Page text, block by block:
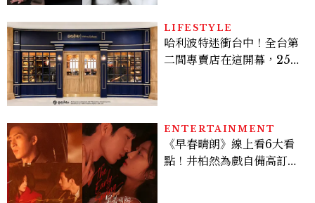
LIFESTYLE
哈利波特迷衝台中！全台第
二間專賣店在這開幕，25週
ENTERTAINMENT
《早春晴朗》線上看6大看
點！井柏然為戲自備高訂，